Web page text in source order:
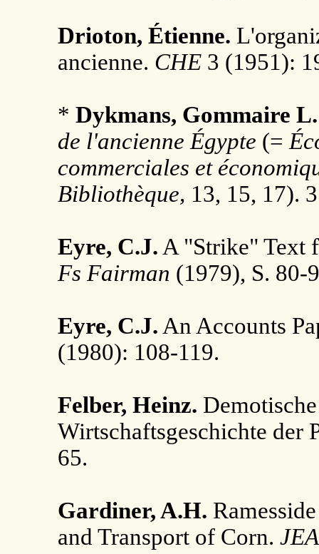
Drioton, Étienne.
ancienne. CHE3 (1951):
* Dykmans, Gommaire L.
de l'ancienne Égypte (=
commerciales et
Bibliothèque, 13, 15, 17).
Eyre, C.J. A "Strike" Text
Fs Fairman (1979), S. 80-
Eyre, C.J. An Accounts
(1980): 108-119.
Felber, Heinz.
Wirtschaftsgeschichte der
65.
Gardiner, A.H.
and Transport of Corn. JEA